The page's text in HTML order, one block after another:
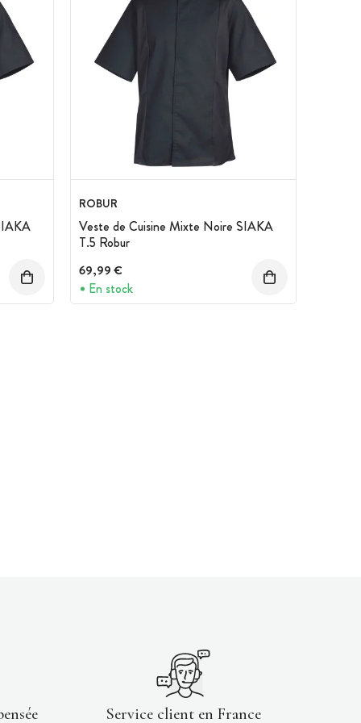
ROBUR
Veste de Cuisine Mixte Noire SIAKA
T.5 Robur
69,99 €
En stock
Service client en France